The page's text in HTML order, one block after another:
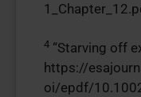
4 “Starving off
https://
oi/epdf/